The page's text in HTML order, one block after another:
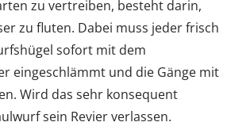
zu vertreiben, besteht darin,
zu fluten. Dabei muss jeder frisch
sofort mit dem
eingeschlämmt und die Gänge mit
Wird das sehr konsequent
sein Revier verlassen.